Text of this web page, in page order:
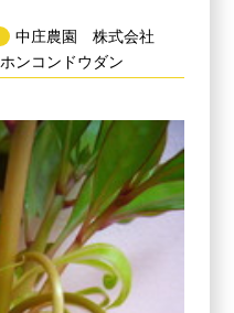
中庄農園 株式会社
ホンコンドウダン